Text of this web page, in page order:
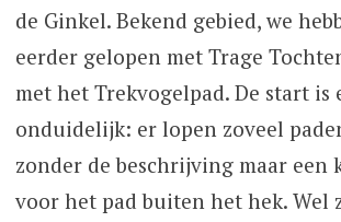
de Ginkel. Bekend gebied, we
eerder gelopen met Trage
met het Trekvogelpad. De start is
onduidelijk: er lopen zoveel
zonder de beschrijving maar een
voor het pad buiten het hek. Wel